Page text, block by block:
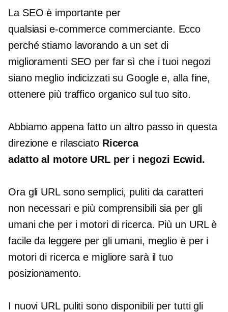
La SEO è importante per
qualsiasie-commerce commerciante. Ecco
perché stiamo lavorando a un set di
miglioramenti SEO per far sì che i tuoi negozi
siano meglio indicizzati su Google e, alla fine,
ottenere più traffico organico sul tuo sito.
Abbiamo appena fatto un altro passo in questa
direzione e rilasciato Ricerca
adatto al motoreURL per i negozi Ecwid.
Ora gli URL sono semplici, puliti da caratteri
non necessari e più comprensibili sia per gli
umani che per i motori di ricerca. Più un URL è
facile da leggere per gli umani, meglio è per i
motori di ricerca e migliore sarà il tuo
posizionamento.
I nuovi URL puliti sono disponibili per tutti gli